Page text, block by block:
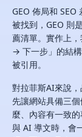
GEO 佈局和
被找到，GEO 則
薦清單。實作上
→ 下一步」的結
被引用。
對拉菲斯AI來說
先讓網站具備三
麼、內容有一致
與 AI 導文時，會